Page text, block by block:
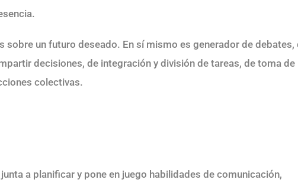
un futuro deseado. En sí mismo es generador de debates,
decisiones, de integración y división de tareas, de toma de
colectivas.
a planificar y pone en juego habilidades de comunicación,